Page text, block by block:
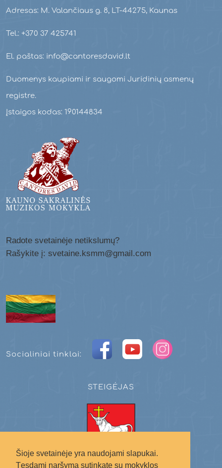
Šioje svetainėje yra naudojami slapukai.
Tęsdami naršymą sutinkate su mokyklos
Adresas: M. Valančiaus g. 8, LT-44275, Kaunas
Tel.: +370 37 425741
El. paštas: info@cantoresdavid.lt
Duomenys kaupiami ir saugomi Juridinių asmenų
registre.
Įstaigos kodas: 190144834
Radote svetainėje netikslumų?
Rašykite į: svetaine.ksmm@gmail.com
Socialiniai tinklai:
STEIGĖJAS